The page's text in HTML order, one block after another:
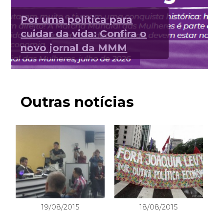
Por uma política para
cuidar da vida: Confira o
novo jornal da MMM
Outras notícias
19/08/2015 18/08/2015